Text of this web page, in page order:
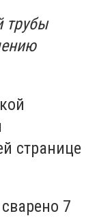
трубы
странице
7